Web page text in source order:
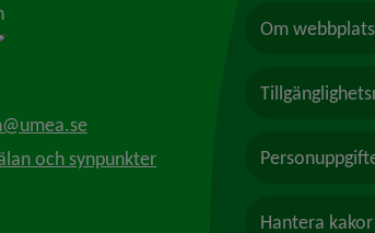
Länk till annan webbplats, öppnas i nytt
och synpunkter
Om
Hantera